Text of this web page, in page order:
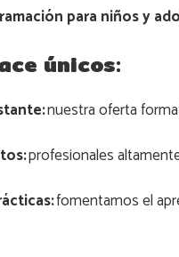
para niños y
únicos:
nuestra oferta
profesionales
fomentamos el